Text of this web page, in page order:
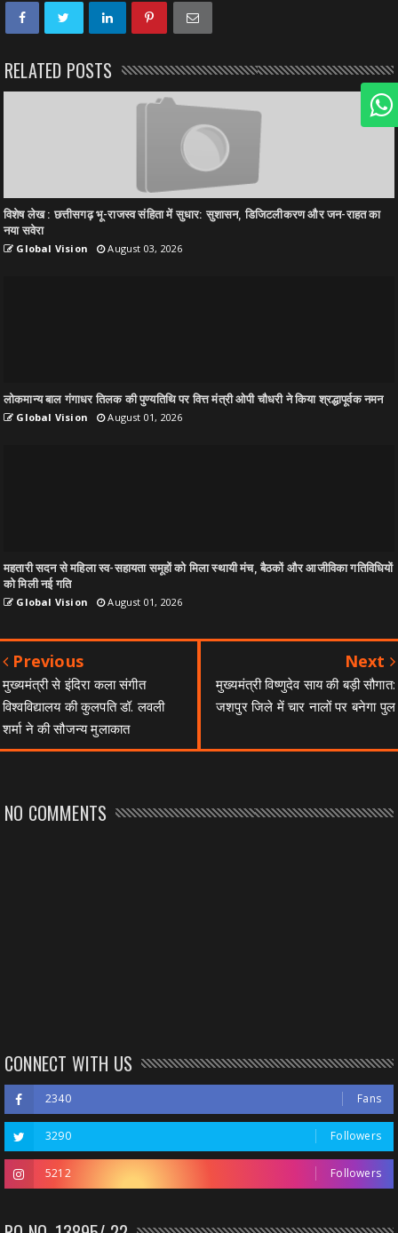
RELATED POSTS
विशेष लेख : छत्तीसगढ़ भू-राजस्व संहिता में सुधार: सुशासन, डिजिटलीकरण और जन-राहत का
नया सवेरा
Global Vision August 03, 2026
लोकमान्य बाल गंगाधर तिलक की पुण्यतिथि पर वित्त मंत्री ओपी चौधरी ने किया श्रद्धापूर्वक नमन
Global Vision August 01, 2026
महतारी सदन से महिला स्व-सहायता समूहों को मिला स्थायी मंच, बैठकों और आजीविका गतिविधियों
को मिली नई गति
Global Vision August 01, 2026
Previous
मुख्यमंत्री से इंदिरा कला संगीत
विश्वविद्यालय की कुलपति डॉ. लवली
शर्मा ने की सौजन्य मुलाकात
Next
मुख्यमंत्री विष्णुदेव साय की बड़ी सौगात:
जशपुर जिले में चार नालों पर बनेगा पुल
NO COMMENTS
CONNECT WITH US
2340 Fans
3290 Followers
5212 Followers